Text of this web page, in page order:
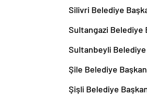
Silivri Belediye
Sultangazi Belediye
Sultanbeyli Belediye
Şile Belediye Başkan
Şişli Belediye